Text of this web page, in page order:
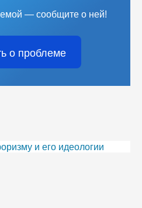
— сообщите о ней!
о проблеме